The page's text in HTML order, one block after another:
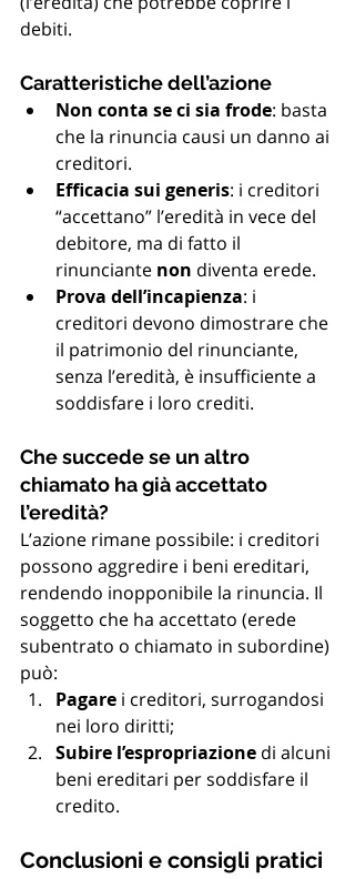
debiti.
Caratteristiche dell’azione
Non conta se ci sia frode: basta
che la rinuncia causi un danno ai
creditori.
Efficacia sui generis: i creditori
“accettano” l’eredità in vece del
debitore, ma di fatto il
rinunciante non diventa erede.
Prova dell’incapienza: i
creditori devono dimostrare che
il patrimonio del rinunciante,
senza l’eredità, è insufficiente a
soddisfare i loro crediti.
Che succede se un altro
chiamato ha già accettato
l’eredità?
L’azione rimane possibile: i creditori
possono aggredire i beni ereditari,
rendendo inopponibile la rinuncia. Il
soggetto che ha accettato (erede
subentrato o chiamato in subordine)
può:
Pagare i creditori, surrogandosi
nei loro diritti;
Subire l’espropriazione di alcuni
beni ereditari per soddisfare il
credito.
Conclusioni e consigli pratici